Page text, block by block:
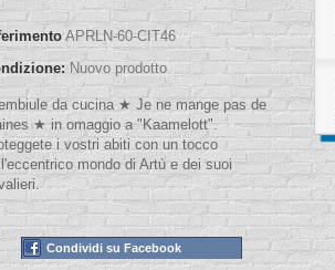
APRLN-60-CIT46
Nuovo prodotto
da cucina ★ Je ne mange pas de
★ in omaggio a "Kaamelott".
i vostri abiti con un tocco
mondo di Artù e dei suoi
Condividi su Facebook